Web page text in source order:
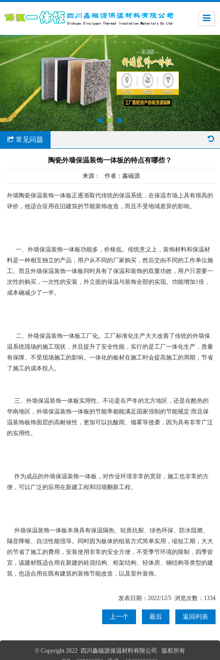
常见问题
陶瓷外墙保温装饰一体板的特点有哪些？
来源： 作者：鑫磁源
外墙陶瓷保温装饰一体板正逐渐取代传统的保温系统，在保温市场上具有很高的
评价，他适合应用在旧建筑的节能装饰改造，而且不受地域差异的影响。
一、外墙保温装饰一体板功能多，价格低。传统意义上，装饰材料和保温材
料是一种相互独立的产品，用户从不同的厂家购买，然后交由不同的工作单位施
工。而且外墙保温装饰一体板同时具有了保温和装饰的双重功效，用户只需要一
次性的购买，一次性的安装，外立面的保温与装饰全部的实现。功能增加1倍，
成本确减少了一半。
二、外墙保温装饰一体板工厂化。工厂标准化生产大大改善了传统的外墙保
温系统现场的施工现状，并且提升了安全性能，实行的是工厂一体化生产，质量
有保障、不受现场施工的影响。一体化的板材在施工时会提高施工的周期，节省
了施工的成本投入。
三、外墙保温装饰一体板实用性。不论是在严冬的北方地区，还是在酷热的
华南地区，外墙保温装饰一体板的节能率都能满足国家强制的节能规定:而且保
温装饰板饰面层的高耐候性，更加可以抗酸雨、烟雾等侵袭，因为具有非常广泛
的实用性。
作为成品的外墙保温装饰一体板，对作业环境非常的宽容，施工也非常的方
便，可以广泛的应用在新建工程和旧墙翻新工程。
外墙保温装饰一体板本身具有保温隔热、轻质抗裂、绿色环保、防水阻燃、
隔音降噪、自洁性能强等。同时因为板体的组装方式简单实用，缩短工期，大大
的节省了施工的费用，安装使用非常的安全方便，不受季节环境的限制，四季皆
宜，该建材既适合用在新建的砖混结构、框架结构、轻体房、钢结构等类型的建
筑，也适合用在既有建筑的装饰节能改造，以及室外装饰。
发表日期：2022/12/5 浏览次数：1334
上一个 最后 返回列表
© Copyright 2022 四川鑫磁源保温材料有限公司 版权所有